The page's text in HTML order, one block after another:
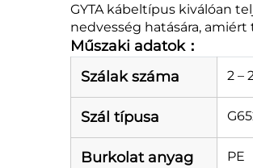
GYTA kábeltípus kiválóan
nedvesség hatására,
Műszaki adatok：
Szálak száma
2 –
Szál típusa
Burkolat anyag PE